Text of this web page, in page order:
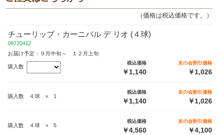
（価格は税込価格です。）
チューリップ・カーニバル デ リオ (４球)
09720412
お届け予定：９月中旬～ １２月上旬
購入数
税込価格
￥1,140
友の会割引価格
￥1,026
購入数 ４球 × 1
税込価格
￥1,140
友の会割引価格
￥1,026
購入数 ４球 × 5
税込価格
￥4,560
友の会割引価格
￥4,100